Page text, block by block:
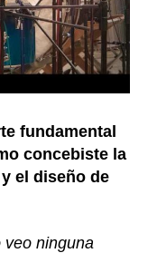
fundamental
concebiste la
el diseño de
ninguna